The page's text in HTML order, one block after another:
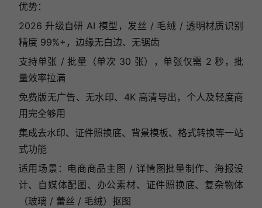
优势：
2026 升级自研 AI 模型，发丝 / 毛绒 / 透明材质识别
精度 99%+，边缘无白边、无锯齿
支持单张 / 批量（单次 30 张），单张仅需 2 秒，批
量效率拉满
免费版无广告、无水印、4K 高清导出，个人及轻度商
用完全够用
集成去水印、证件照换底、背景模板、格式转换等一站
式功能
适用场景：电商商品主图 / 详情图批量制作、海报设
计、自媒体配图、办公素材、证件照换底、复杂物体
（玻璃 / 蕾丝 / 毛绒）抠图